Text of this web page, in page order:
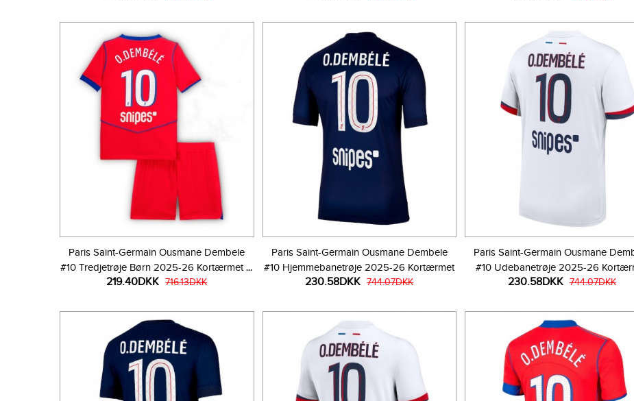
Paris Saint-Germain Ousmane Dembele
#10 Tredjetrøje Børn 2025-26 Kortærmet (+
Korte bukser)
219.40DKK 716.13DKK
Paris Saint-Germain Ousmane Dembele
#10 Hjemmebanetrøje 2025-26 Kortærmet
230.58DKK 744.07DKK
Paris Saint-Germain Ousmane
#10 Udebanetrøje 2025-26
230.58DKK 744.07DKK